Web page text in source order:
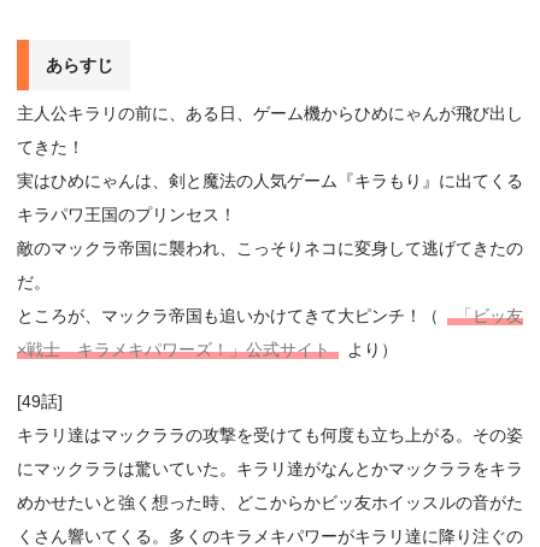
あらすじ
主人公キラリの前に、ある日、ゲーム機からひめにゃんが飛び出し
てきた！
実はひめにゃんは、剣と魔法の人気ゲーム『キラもり』に出てくる
キラパワ王国のプリンセス！
敵のマックラ帝国に襲われ、こっそりネコに変身して逃げてきたの
だ。
ところが、マックラ帝国も追いかけてきて大ピンチ！（
「ビッ友
×戦士 キラメキパワーズ！」公式サイト
より）
[49話]
キラリ達はマックララの攻撃を受けても何度も立ち上がる。その姿
にマックララは驚いていた。キラリ達がなんとかマックララをキラ
めかせたいと強く想った時、どこからかビッ友ホイッスルの音がた
くさん響いてくる。多くのキラメキパワーがキラリ達に降り注ぐの